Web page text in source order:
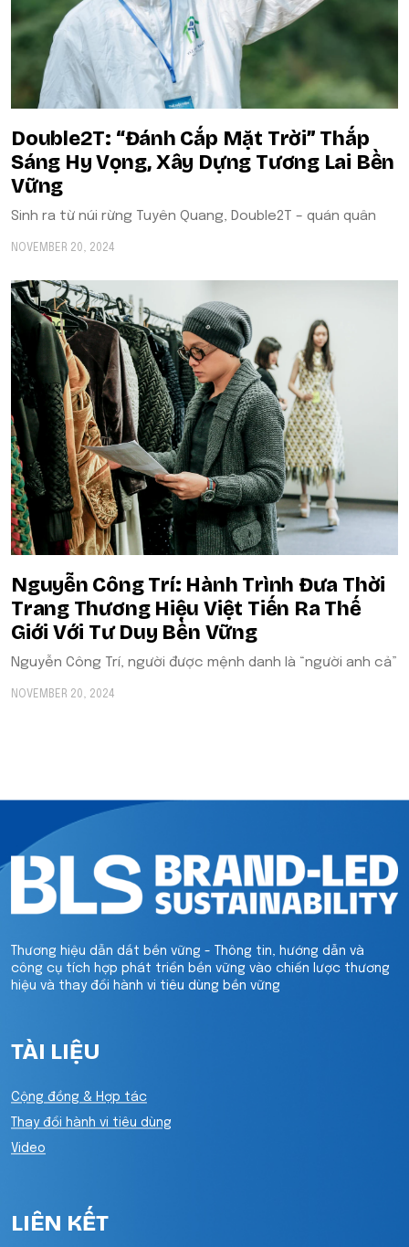
Double2T: “Đánh Cắp Mặt Trời” Thắp
Sáng Hy Vọng, Xây Dựng Tương Lai Bền
Vững
Sinh ra từ núi rừng Tuyên Quang, Double2T – quán quân
NOVEMBER 20, 2024
Nguyễn Công Trí: Hành Trình Đưa Thời
Trang Thương Hiệu Việt Tiến Ra Thế
Giới Với Tư Duy Bền Vững
Nguyễn Công Trí, người được mệnh danh là “người anh cả”
NOVEMBER 20, 2024
Thương hiệu dẫn dắt bền vững - Thông tin, hướng dẫn và
công cụ tích hợp phát triển bền vững vào chiến lược thương
hiệu và thay đổi hành vi tiêu dùng bền vững
TÀI LIỆU
Cộng đồng & Hợp tác
Thay đổi hành vi tiêu dùng
Video
LIÊN KẾT